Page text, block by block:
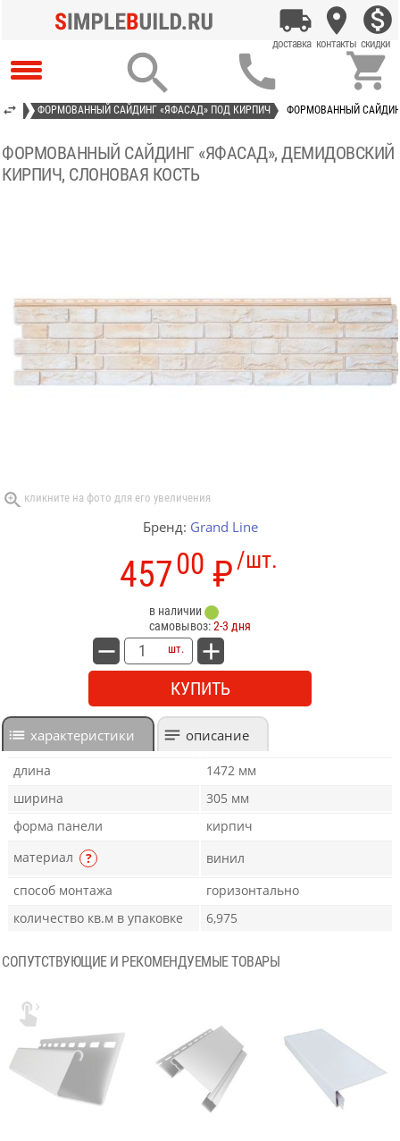
  
ФОРМОВАННЫЙ САЙДИНГ «ЯФАСАД» ПОД КИРПИЧ ФОРМОВАННЫЙ
ФОРМОВАННЫЙ САЙДИНГ «ЯФАСАД», ДЕМИДОВСКИЙ
КИРПИЧ, СЛОНОВАЯ КОСТЬ
Бренд: Grand Line
/шт.
45700 ₽
в наличии
самовывоз:2-3 дня
шт.
КУПИТЬ
характеристики описание
длина
1472 мм
ширина
305 мм
форма панели
кирпич
материал
?
винил
способ монтажа
горизонтально
количество кв.м в упаковке
6,975
СОПУТСТВУЮЩИЕ И РЕКОМЕНДУЕМЫЕ ТОВАРЫ
